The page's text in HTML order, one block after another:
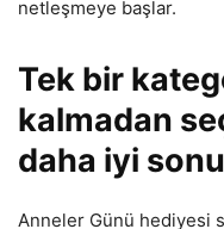
netleşmeye başlar.
Tek bir
kalmadan
daha iyi
Anneler Günü hediyesi